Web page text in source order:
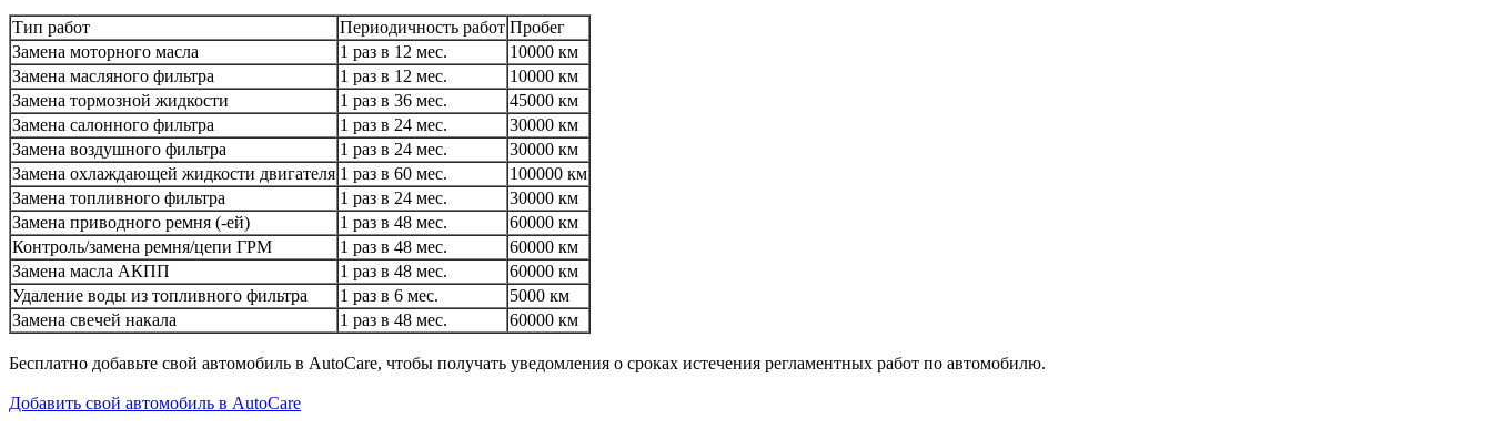
Тип работ Периодичность работ Пробег
Замена моторного масла
1 раз в 12 мес.
10000 км
Замена масляного фильтра
1 раз в 12 мес.
10000 км
Замена тормозной жидкости
1 раз в 36 мес.
45000 км
Замена салонного фильтра
1 раз в 24 мес.
30000 км
Замена воздушного фильтра
1 раз в 24 мес.
30000 км
Замена охлаждающей жидкости двигателя 1 раз в 60 мес.
100000 км
Замена топливного фильтра
1 раз в 24 мес.
30000 км
Замена приводного ремня (-ей)
1 раз в 48 мес.
60000 км
Контроль/замена ремня/цепи ГРМ
1 раз в 48 мес.
60000 км
Замена масла АКПП
1 раз в 48 мес.
60000 км
Удаление воды из топливного фильтра
1 раз в 6 мес.
5000 км
Замена свечей накала
1 раз в 48 мес. 60000 км
Бесплатно добавьте свой автомобиль в AutoCare, чтобы получать уведомления о сроках истечения регламентных работ по автомобилю.
Добавить свой автомобиль в AutoCare